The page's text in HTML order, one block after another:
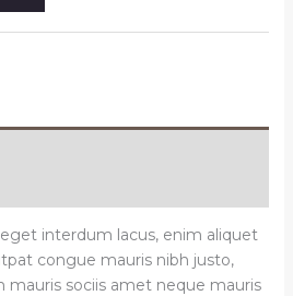
interdum lacus, enim aliquet
congue mauris nibh justo,
sociis amet neque mauris